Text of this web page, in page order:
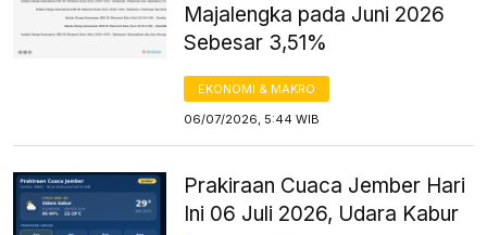
Majalengka pada Juni 2026
Sebesar 3,51%
EKONOMI & MAKRO
06/07/2026, 5:44 WIB
Prakiraan Cuaca Jember Hari
Ini 06 Juli 2026, Udara Kabur